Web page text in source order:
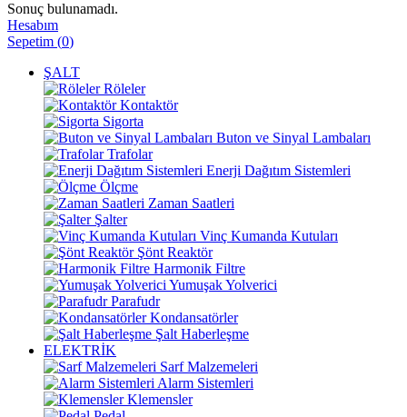
Sonuç bulunamadı.
Hesabım
Sepetim (0)
ŞALT
Röleler
Kontaktör
Sigorta
Buton ve Sinyal Lambaları
Trafolar
Enerji Dağıtım Sistemleri
Ölçme
Zaman Saatleri
Şalter
Vinç Kumanda Kutuları
Şönt Reaktör
Harmonik Filtre
Yumuşak Yolverici
Parafudr
Kondansatörler
Şalt Haberleşme
ELEKTRİK
Sarf Malzemeleri
Alarm Sistemleri
Klemensler